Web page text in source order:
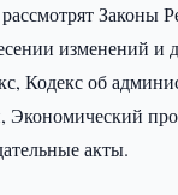
Законы
изменений и
Кодекс об
Экономический
акты.